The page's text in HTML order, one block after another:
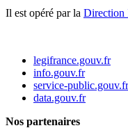
Il est opéré par la Direction
legifrance.gouv.fr
info.gouv.fr
service-public.gouv.fr
data.gouv.fr
Nos partenaires